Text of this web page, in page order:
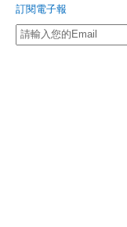
訂閱電子報